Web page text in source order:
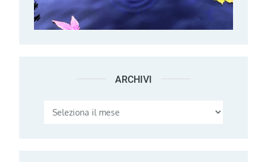
ARCHIVI Archivi